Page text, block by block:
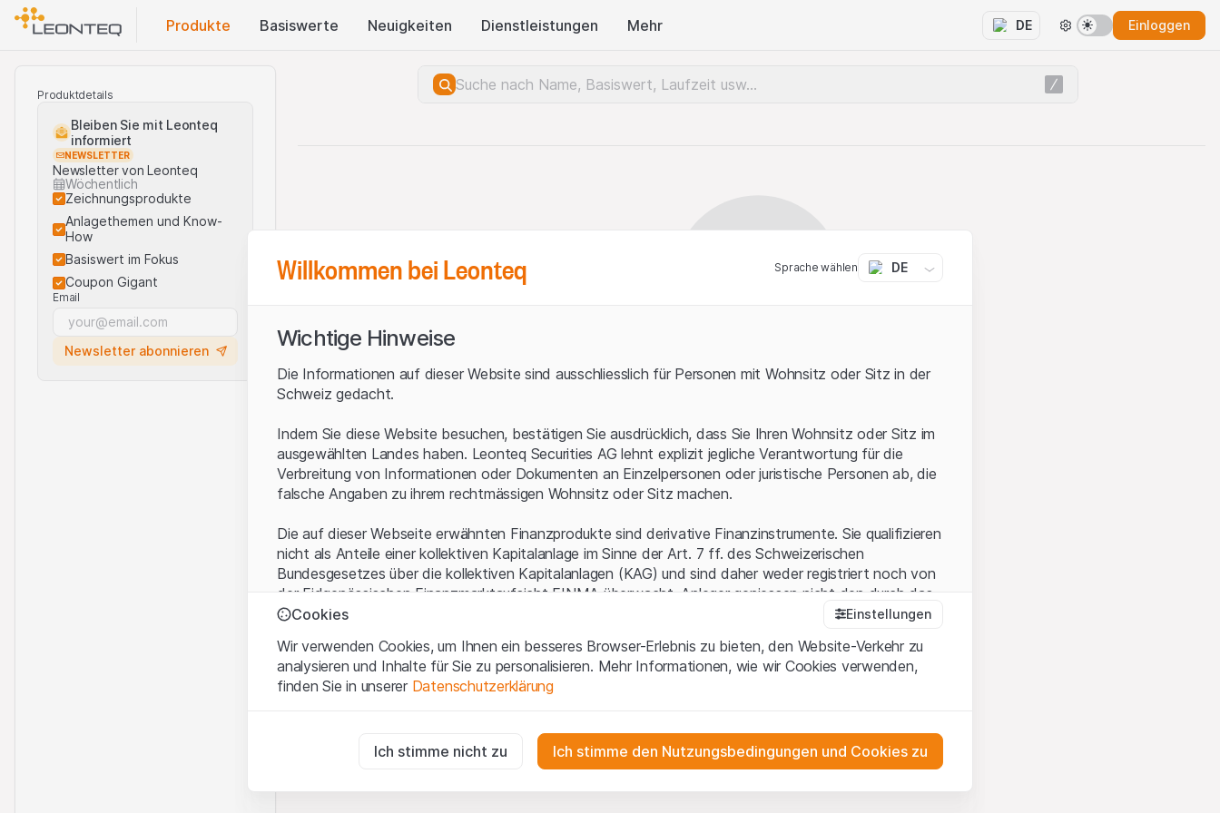
Produkte Basis​werte Neuigkeiten Dienstleistungen Mehr DE Einloggen
Produktdetails
Bleiben Sie mit Leonteq
informiert
NEWSLETTER
Newsletter von Leonteq
Wöchentlich
Zeichnungsprodukte
Anlagethemen und Know-
How
Basiswert im Fokus
Coupon Gigant
Email
Newsletter abonnieren
Willkommen bei Leonteq Sprache wählen DE
Wichtige Hinweise
Die Informationen auf dieser Website sind ausschliesslich für Personen mit Wohnsitz oder Sitz in der
Schweiz gedacht.
Indem Sie diese Website besuchen, bestätigen Sie ausdrücklich, dass Sie Ihren Wohnsitz oder Sitz im
ausgewählten Landes haben. Leonteq Securities AG lehnt explizit jegliche Verantwortung für die
Verbreitung von Informationen oder Dokumenten an Einzelpersonen oder juristische Personen ab, die
falsche Angaben zu ihrem rechtmässigen Wohnsitz oder Sitz machen.
Die auf dieser Webseite erwähnten Finanzprodukte sind derivative Finanzinstrumente. Sie qualifizieren
nicht als Anteile einer kollektiven Kapitalanlage im Sinne der Art. 7 ff. des Schweizerischen
Bundesgesetzes über die kollektiven Kapitalanlagen (KAG) und sind daher weder registriert noch von
der Eidgenössischen Finanzmarktaufsicht FINMA überwacht. Anleger geniessen nicht den durch das
KAG vermittelten spezifischen Anlegerschutz.
Anwendungsbedingungen und rechtliche Informationen
Mit dem Zugriff auf diese Website der Leonteq Securities AG (die "Website") erklären Sie, dass Sie die
rechtlichen Informationen und die wichtigen Hinweise und
Sämtliche Immaterialgüterrechte (wie z.B. Urheber¬, Design¬ und Markenrechte) an dem auf der
Cookies Einstellungen
Wir verwenden Cookies, um Ihnen ein besseres Browser-Erlebnis zu bieten, den Website-Verkehr zu
analysieren und Inhalte für Sie zu personalisieren. Mehr Informationen, wie wir Cookies verwenden,
finden Sie in unserer Datenschutzerklärung
Diese Cookies sind für die Website erforderlich und können nicht deaktiviert werden.
Ich stimme nicht zu Ich stimme den Nutzungsbedingungen und Cookies zu